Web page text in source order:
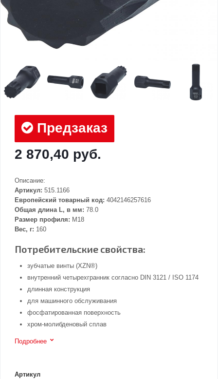
Предзаказ
2 870,40 руб.
Описание:
Артикул: 515.1166
Европейский товарный код: 4042146257616
Общая длина L, в мм: 78.0
Размер профиля: M18
Вес, г: 160
Потребительские свойства:
зубчатые винты (XZN®)
внутренний четырехгранник согласно DIN 3121 / ISO 1174
длинная конструкция
для машинного обслуживания
фосфатированная поверхность
хром-молибденовый сплав
Подробнее
Артикул